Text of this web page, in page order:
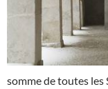
somme de toutes les